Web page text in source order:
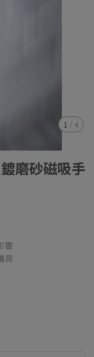
1 / 4
磨砂磁吸手
響
買